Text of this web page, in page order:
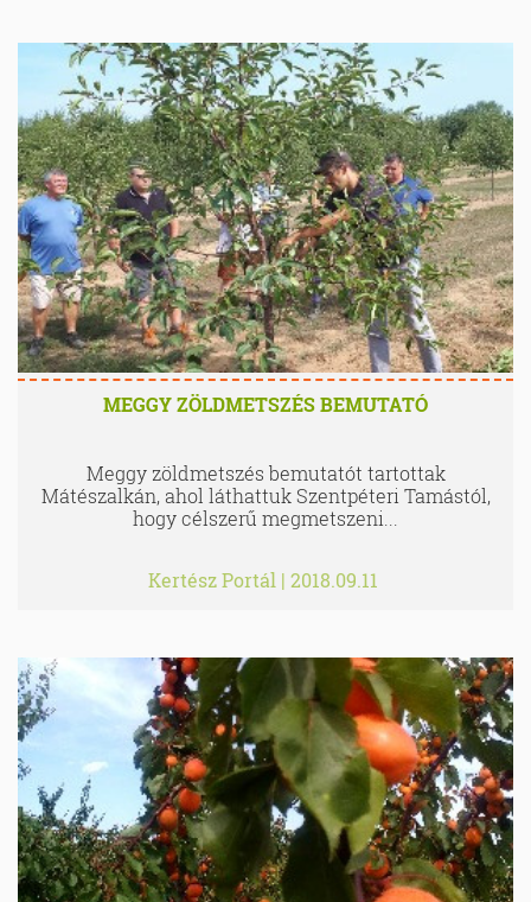
MEGGY ZÖLDMETSZÉS BEMUTATÓ
Meggy zöldmetszés bemutatót tartottak
Mátészalkán, ahol láthattuk Szentpéteri Tamástól,
hogy célszerű megmetszeni...
Kertész Portál | 2018.09.11